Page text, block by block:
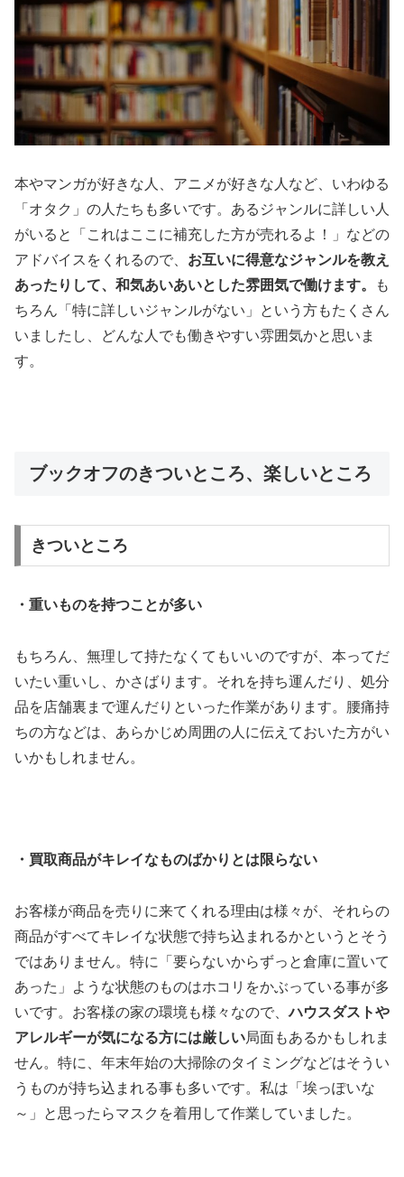
本やマンガが好きな人、アニメが好きな人など、いわゆる
「オタク」の人たちも多いです。あるジャンルに詳しい人
がいると「これはここに補充した方が売れるよ！」などの
アドバイスをくれるので、 お互いに得意なジャンルを教え
あったりして、和気あいあいとした雰囲気で働けます。
も
ちろん「特に詳しいジャンルがない」という方もたくさん
いましたし、どんな人でも働きやすい雰囲気かと思いま
す。
ブックオフのきついところ、楽しいところ
きついところ
・重いものを持つことが多い
もちろん、無理して持たなくてもいいのですが、本ってだ
いたい重いし、かさばります。それを持ち運んだり、処分
品を店舗裏まで運んだりといった作業があります。腰痛持
ちの方などは、あらかじめ周囲の人に伝えておいた方がい
いかもしれません。
・買取商品がキレイなものばかりとは限らない
お客様が商品を売りに来てくれる理由は様々が、それらの
商品がすべてキレイな状態で持ち込まれるかというとそう
ではありません。特に「要らないからずっと倉庫に置いて
あった」ような状態のものはホコリをかぶっている事が多
いです。お客様の家の環境も様々なので、ハウスダストや
アレルギーが気になる方には厳しい局面もあるかもしれま
せん。特に、年末年始の大掃除のタイミングなどはそうい
うものが持ち込まれる事も多いです。私は「埃っぽいな
～」と思ったらマスクを着用して作業していました。